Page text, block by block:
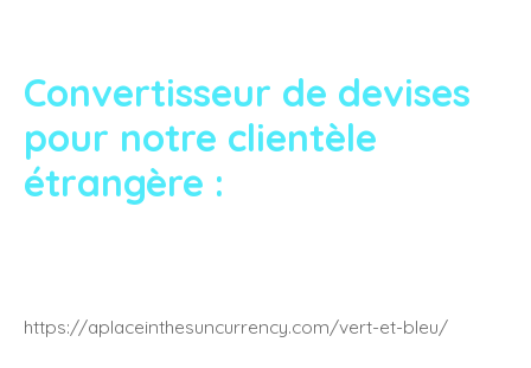
Convertisseur de devises
pour notre clientèle
étrangère :
https://aplaceinthesuncurrency.com/vert-et-bleu/